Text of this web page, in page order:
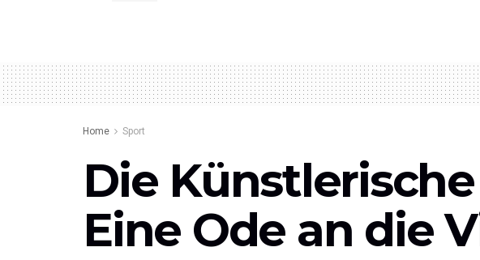
Home Sport
Die
Eine Ode an die